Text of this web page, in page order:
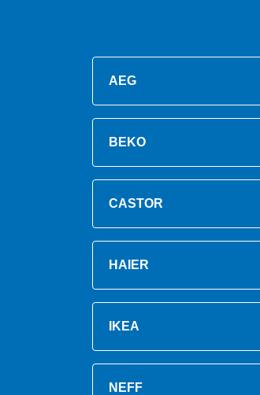
AEG
BEKO
CASTOR
HAIER
IKEA
NEFF